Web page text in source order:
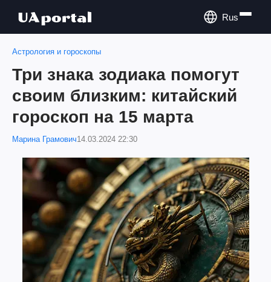
Rus
Астрология и гороскопы
Три знака зодиака помогут
своим близким: китайский
гороскоп на 15 марта
Марина Грамович14.03.2024 22:30